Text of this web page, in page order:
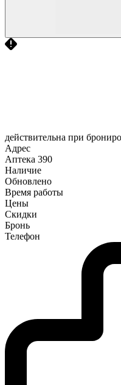
действительна при
Адрес
Аптека 390
Наличие
Обновлено
Время работы
Цены
Скидки
Бронь
Телефон